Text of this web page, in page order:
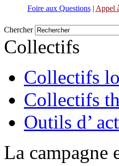
Foire aux Questions| Appel
Chercher
Collectifs
Collectifs
Collectifs
Outils d’
La campagne